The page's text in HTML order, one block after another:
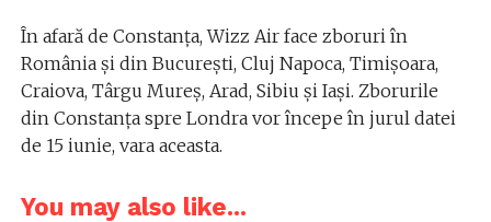
În afară de Constanța, Wizz Air face zboruri în
România și din București, Cluj Napoca, Timișoara,
Craiova, Târgu Mureș, Arad, Sibiu și Iași. Zborurile
din Constanța spre Londra vor începe în jurul datei
de 15 iunie, vara aceasta.
You may also like...